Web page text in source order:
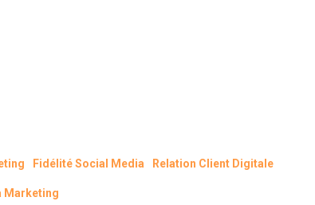
Fidélité Social Media Relation Client Digitale
Marketing